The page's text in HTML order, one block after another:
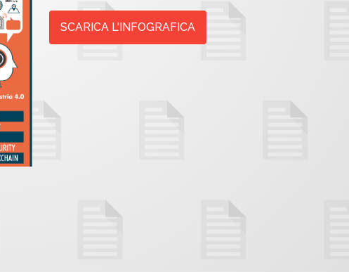
SCARICA L'INFOGRAFICA